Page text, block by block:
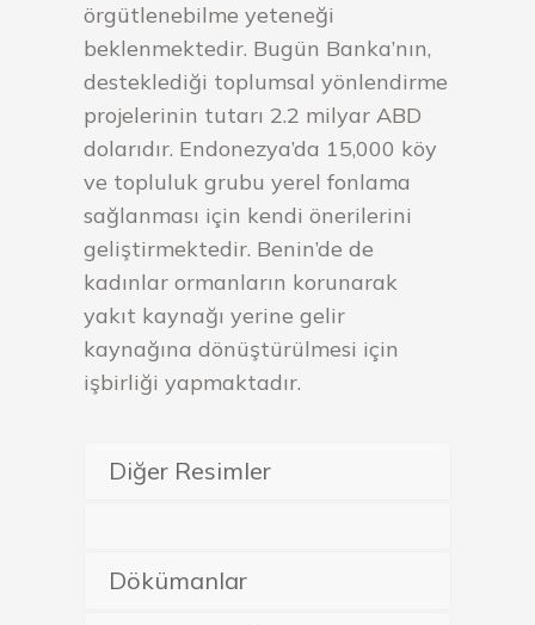
örgütlenebilme yeteneği
beklenmektedir. Bugün Banka’nın,
desteklediği toplumsal yönlendirme
projelerinin tutarı 2.2 milyar ABD
dolarıdır. Endonezya’da 15,000 köy
ve topluluk grubu yerel fonlama
sağlanması için kendi önerilerini
geliştirmektedir. Benin’de de
kadınlar ormanların korunarak
yakıt kaynağı yerine gelir
kaynağına dönüştürülmesi için
işbirliği yapmaktadır.
Diğer Resimler
Dökümanlar